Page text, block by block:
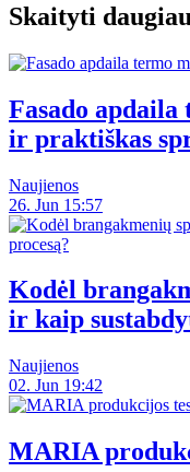
Skaityti daugiau
Fasado apdaila
ir praktiškas
Naujienos
26. Jun 15:57
Kodėl
ir kaip
Naujienos
02. Jun 19:42
MARIA